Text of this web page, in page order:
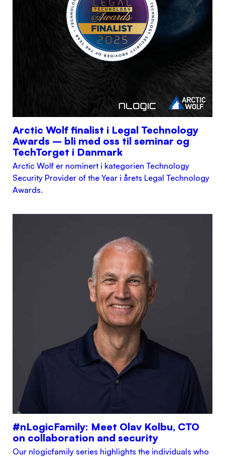
Arctic Wolf finalist i Legal Technology
Awards – bli med oss til seminar og
TechTorget i Danmark
Arctic Wolf er nominert i kategorien Technology
Security Provider of the Year i årets Legal Technology
Awards.
#nLogicFamily: Meet Olav Kolbu, CTO
on collaboration and security
Our nlogicfamily series highlights the individuals who